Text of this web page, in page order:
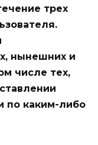
трех
нынешних и
числе тех,
по каким-либо